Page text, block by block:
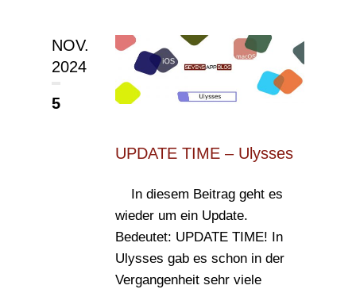
NOV.
2024
5
UPDATE TIME – Ulysses
In diesem Beitrag geht es
wieder um ein Update.
Bedeutet: UPDATE TIME! In
Ulysses gab es schon in der
Vergangenheit sehr viele